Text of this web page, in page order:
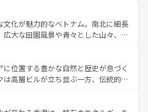
イーツなど、バラエティ豊かな料理
。 なお、新着の台湾情報は コンテンツ一覧を参
ば四季折々の自然美を楽しむことが
ムチや焼肉、絶品のストリートフード
国料理が待っている。夜には、韓国な
、韓国の多彩な魅力を心ゆくまで味
わってみてほしい。 なお、新着の韓国情報はコンテンツ一
。
文化が魅力的なベトナム。南北に細長
広大な田園風景や青々とした山々、世
が息づく。ハノイの古い町並みやホ
ス統治時代の建物も、独特の雰囲気を
た、バラエティの豊かさとおいしさで
ミー、ベトナムコーヒーなどは、ぜ
に位置する豊かな自然と歴史が息づく
は高層ビルが立ち並ぶ一方、伝統的な
。北部ではチェンマイなどの山岳地